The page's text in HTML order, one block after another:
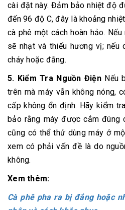
cài đặt này. Đảm bảo nhiệt độ
đến 96 độ C, đây là khoảng
cà phê một cách hoàn hảo.
sẽ nhạt và thiếu hương vị; nếu
cháy hoặc đắng.
5. Kiểm Tra Nguồn ĐiệnNếu
trên mà máy vẫn không nóng,
cấp không ổn định. Hãy kiểm
bảo rằng máy được cắm đúng
cũng có thể thử dùng máy ở
xem có phải vấn đề là do
không.
Xem thêm:
Cà phê pha ra bị đắng hoặc